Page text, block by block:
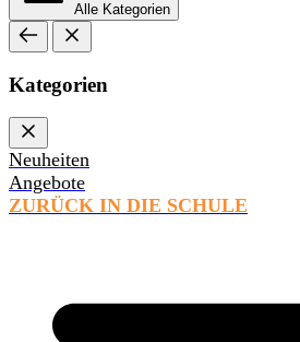
Alle Kategorien
Kategorien
Neuheiten
Angebote
ZURÜCK IN DIE SCHULE